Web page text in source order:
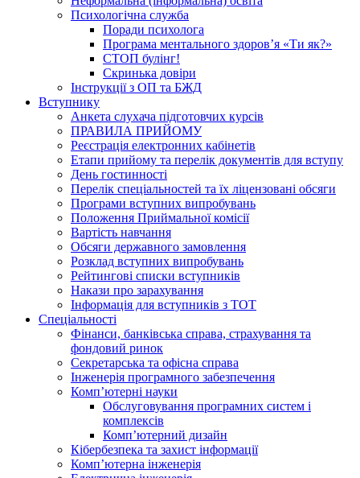
Психологічна служба
Поради психолога
Програма ментального здоров’я «Ти як?»
СТОП булінг!
Скринька довіри
Інструкції з ОП та БЖД
Вступнику
Анкета слухача підготовчих курсів
ПРАВИЛА ПРИЙОМУ
Реєстрація електронних кабінетів
Етапи прийому та перелік документів для вступу
День гостинності
Перелік спеціальностей та їх ліцензовані обсяги
Програми вступних випробувань
Положення Приймальної комісії
Вартість навчання
Обсяги державного замовлення
Розклад вступних випробувань
Рейтингові списки вступників
Накази про зарахування
Інформація для вступників з ТОТ
Спеціальності
Фінанси, банківська справа, страхування та
фондовий ринок
Секретарська та офісна справа
Інженерія програмного забезпечення
Комп’ютерні науки
Обслуговування програмних систем і
комплексів
Комп’ютерний дизайн
Кібербезпека та захист інформації
Комп’ютерна інженерія